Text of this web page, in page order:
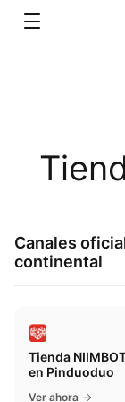
Canales
continental
Tienda
en Pinduoduo
Ver ahora